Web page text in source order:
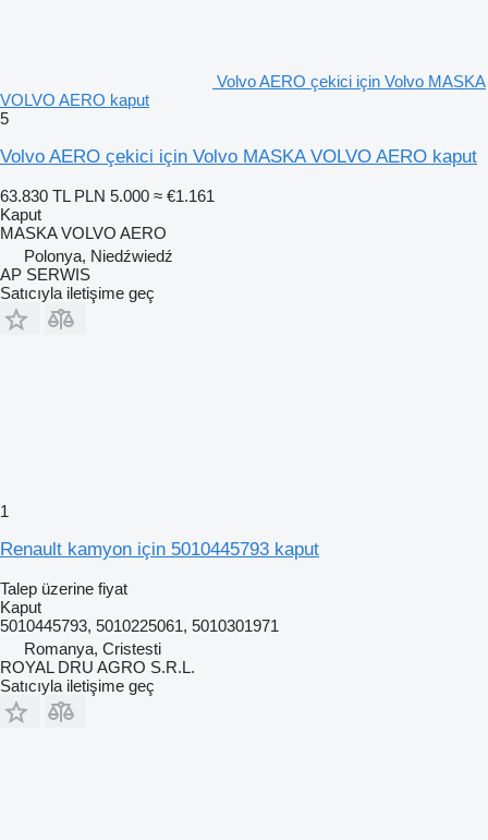
Volvo AERO çekici için Volvo MASKA
VOLVO AERO kaput
5
Volvo AERO çekici için Volvo MASKA VOLVO AERO kaput
63.830 TL PLN 5.000 ≈ €1.161
Kaput
MASKA VOLVO AERO
Polonya, Niedźwiedź
AP SERWIS
Satıcıyla iletişime geç
1
Renault kamyon için 5010445793 kaput
Talep üzerine fiyat
Kaput
5010445793, 5010225061, 5010301971
Romanya, Cristesti
ROYAL DRU AGRO S.R.L.
Satıcıyla iletişime geç